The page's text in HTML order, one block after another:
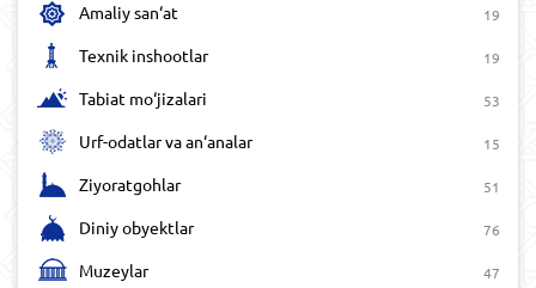
Amaliy san‘at 19
Texnik inshootlar 19
Tabiat mo‘jizalari 53
Urf-odatlar va an‘analar 15
Ziyoratgohlar 51
Diniy obyektlar 76
Muzeylar 47